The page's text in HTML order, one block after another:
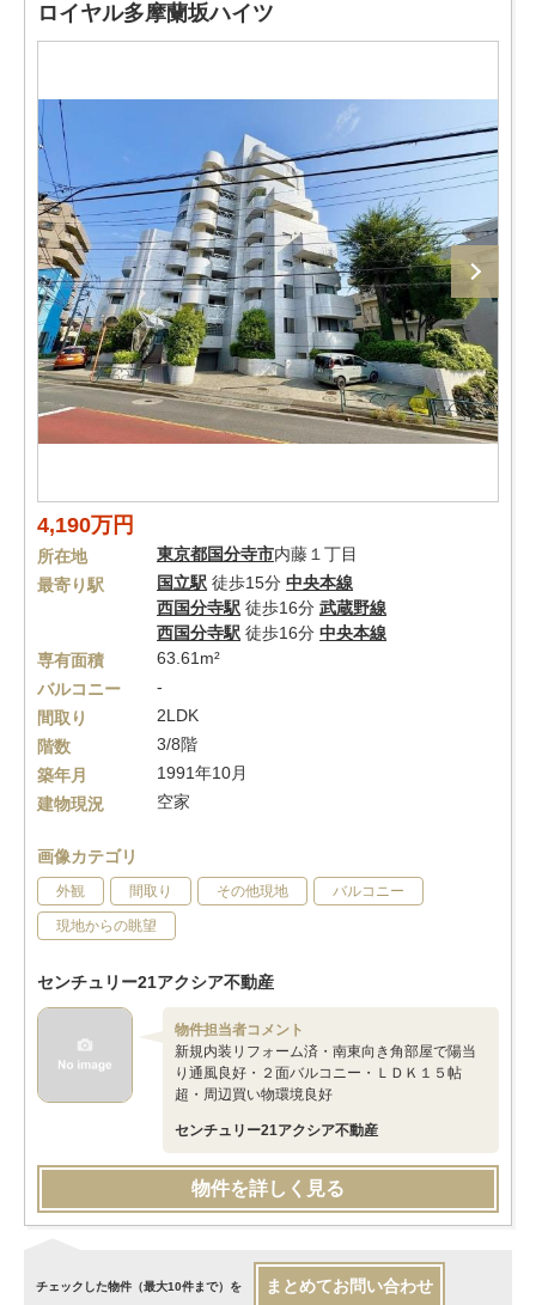
ロイヤル多摩蘭坂ハイツ
4,190万円
所在地 東京都国分寺市内藤１丁目
最寄り駅
国立駅 徒歩15分 中央本線
西国分寺駅 徒歩16分 武蔵野線
西国分寺駅 徒歩16分 中央本線
専有面積
63.61m²
バルコニー
-
間取り
2LDK
階数
3/8階
築年月
1991年10月
建物現況
空家
画像カテゴリ
外観 間取り その他現地 バルコニー
現地からの眺望
センチュリー21アクシア不動産
物件担当者コメント
新規内装リフォーム済・南東向き角部屋で陽当
り通風良好・２面バルコニー・ＬＤＫ１５帖
超・周辺買い物環境良好
センチュリー21アクシア不動産
物件を詳しく見る
チェックした物件（最大10件まで）を まとめてお問い合わせ